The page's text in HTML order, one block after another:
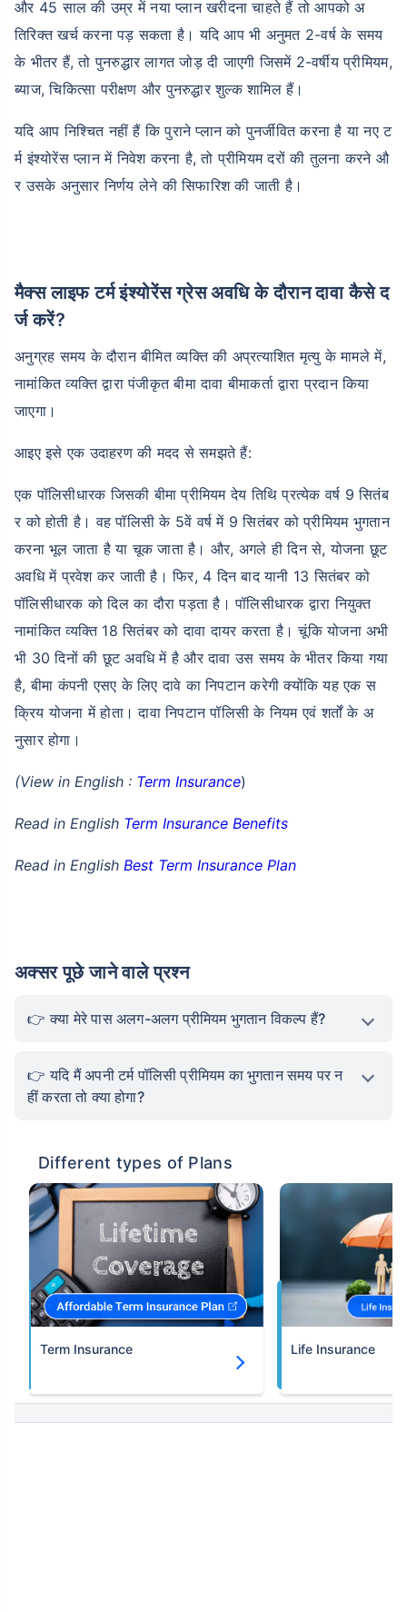
और 45 साल की उम्र में नया प्लान खरीदना चाहते हैं तो आपको अ
तिरिक्त खर्च करना पड़ सकता है। यदि आप भी अनुमत 2-वर्ष के समय
के भीतर हैं, तो पुनरुद्धार लागत जोड़ दी जाएगी जिसमें 2-वर्षीय प्रीमियम,
ब्याज, चिकित्सा परीक्षण और पुनरुद्धार शुल्क शामिल हैं।
यदि आप निश्चित नहीं हैं कि पुराने प्लान को पुनर्जीवित करना है या नए ट
र्म इंश्योरेंस प्लान में निवेश करना है, तो प्रीमियम दरों की तुलना करने औ
र उसके अनुसार निर्णय लेने की सिफारिश की जाती है।
मैक्स लाइफ टर्म इंश्योरेंस ग्रेस अवधि के दौरान दावा कैसे द
र्ज करें?
अनुग्रह समय के दौरान बीमित व्यक्ति की अप्रत्याशित मृत्यु के मामले में,
नामांकित व्यक्ति द्वारा पंजीकृत बीमा दावा बीमाकर्ता द्वारा प्रदान किया
जाएगा।
आइए इसे एक उदाहरण की मदद से समझते हैं:
एक पॉलिसीधारक जिसकी बीमा प्रीमियम देय तिथि प्रत्येक वर्ष 9 सितंब
र को होती है। वह पॉलिसी के 5वें वर्ष में 9 सितंबर को प्रीमियम भुगतान
करना भूल जाता है या चूक जाता है। और, अगले ही दिन से, योजना छूट
अवधि में प्रवेश कर जाती है। फिर, 4 दिन बाद यानी 13 सितंबर को
पॉलिसीधारक को दिल का दौरा पड़ता है। पॉलिसीधारक द्वारा नियुक्त
नामांकित व्यक्ति 18 सितंबर को दावा दायर करता है। चूंकि योजना अभी
भी 30 दिनों की छूट अवधि में है और दावा उस समय के भीतर किया गया
है, बीमा कंपनी एसए के लिए दावे का निपटान करेगी क्योंकि यह एक स
क्रिय योजना में होता। दावा निपटान पॉलिसी के नियम एवं शर्तों के अ
नुसार होगा।
(View in English : Term Insurance)
Read in English Term Insurance Benefits
Read in English Best Term Insurance Plan
अक्सर पूछे जाने वाले प्रश्न
क्या मेरे पास अलग-अलग प्रीमियम भुगतान विकल्प हैं?
यदि मैं अपनी टर्म पॉलिसी प्रीमियम का भुगतान समय पर न
हीं करता तो क्या होगा?
Different types of Plans
Term Insurance Life Insurance
उम्र टर्म इंश्योरेंस प्रीमियम को
कैसे प्रभावित करती है
24 वर्ष
₹ 434/माह*
34 वर्ष
₹ 630/माह*
आपके परिवार की सुरक्षा बस एक कदम दूर है
सही प्लान चुनें
*₹434 प्रति माह, 1 करोड़ के टर्म लाइफ इंश्योरेंस की शुरुआती कीमत है — एक गैर-धूम्रपान करने वाले व्यक्ति के लिए, जिसे
कोई पूर्व-मौजूदा बीमारी नहीं है, 36 वर्ष की आयु तक कवर। *₹630 प्रति माह, 1 करोड़ के टर्म लाइफ इंश्योरेंस की शुरुआती
कीमत है — एक गैर-धूम्रपान करने वाले व्यक्ति के लिए, जिसे कोई पूर्व-मौजूदा बीमारी नहीं है, 46 वर्ष की आयु तक कवर।
कोई पूर्व-मौजूदा बीमारी नहीं है, 56 वर्ष की आयु तक कवर।